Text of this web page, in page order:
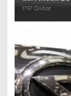
1797 Dilihat